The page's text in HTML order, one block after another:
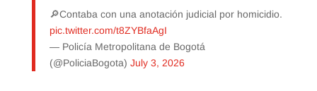
🔎Contaba con una anotación judicial por homicidio.
pic.twitter.com/t8ZYBfaAgI
— Policía Metropolitana de Bogotá
(@PoliciaBogota) July 3, 2026